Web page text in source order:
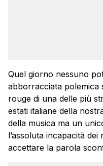
Quel giorno nessuno
abborracciata polemica
rouge di una delle più
estati italiane della
della musica ma un
l’assoluta incapacità
accettare la parola